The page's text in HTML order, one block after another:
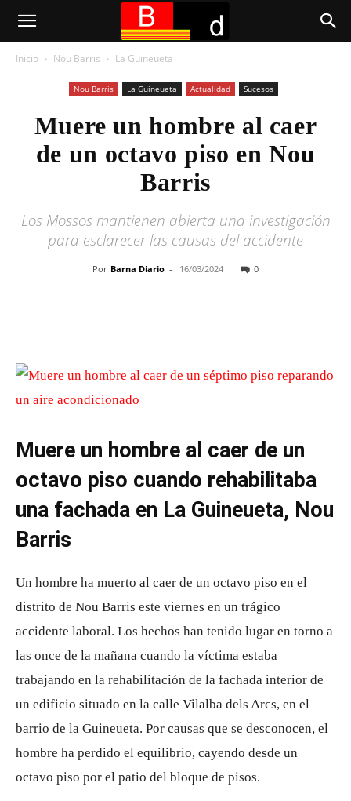
Inicio Nou Barris La Guineueta
Nou Barris La Guineueta Actualidad Sucesos
Muere un hombre al caer
de un octavo piso en Nou
Barris
Los Mossos mantienen abierta una investigación
para esclarecer las causas del accidente
Por Barna Diario - 16/03/2024 0
Muere un hombre al caer de un
octavo piso cuando rehabilitaba
una fachada en La Guineueta, Nou
Barris
Un hombre ha muerto al caer de un octavo piso en el
distrito de Nou Barris este viernes en un trágico
accidente laboral. Los hechos han tenido lugar en torno a
las once de la mañana cuando la víctima estaba
trabajando en la rehabilitación de la fachada interior de
un edificio situado en la calle Vilalba dels Arcs, en el
barrio de la Guineueta. Por causas que se desconocen, el
hombre ha perdido el equilibrio, cayendo desde un
octavo piso por el patio del bloque de pisos.